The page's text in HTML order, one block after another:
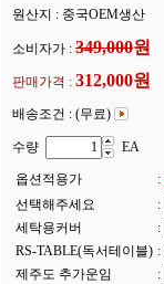
원산지 : 중국OEM생산
소비자가 : 349,000원
판매가격 : 312,000원
배송조건 : (무료)
수량 EA
옵션적용가 :
선택해주세요
:
세탁용커버
:
RS-TABLE(독서테이블) :
제주도 추가운임
: